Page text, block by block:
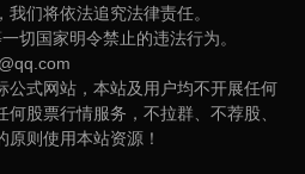
们将依法追究法律责任。
切国家明令禁止的违法行为。
公式网站，本站及用户均不开展任何
股票行情服务，不拉群、不荐股、
则使用本站资源！